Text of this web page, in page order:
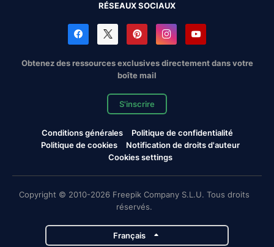
RÉSEAUX SOCIAUX
Obtenez des ressources exclusives directement dans votre
boîte mail
S'inscrire
Conditions générales
Politique de confidentialité
Politique de cookies
Notification de droits d'auteur
Cookies settings
Copyright © 2010-2026 Freepik Company S.L.U. Tous droits
réservés.
Français